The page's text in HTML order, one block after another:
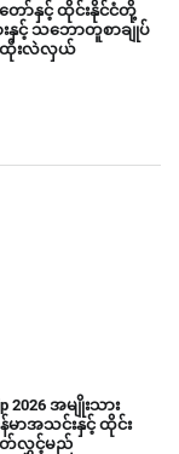
တော်နှင့် ထိုင်းနိုင်ငံတို့
းနှင့် သဘောတူစာချုပ်
ထိုးလဲလှယ်
2026 အမျိုးသား
မာအသင်းနှင့် ထိုင်း
တ်လွှင့်မည်